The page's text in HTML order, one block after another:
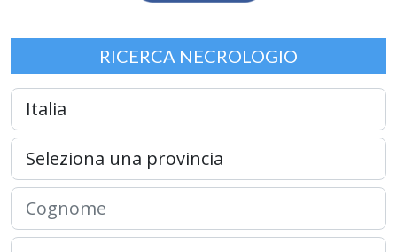
RICERCA NECROLOGIO